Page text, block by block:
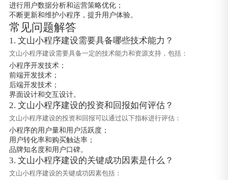
进行用户数据分析和运营策略优化；
不断更新和维护小程序，提升用户体验。
常见问题解答
1. 文山小程序建设需要具备哪些技术能力？
文山小程序建设需要具备一定的技术能力和资源支持，包括：
小程序开发技术；
前端开发技术；
后端开发技术；
界面设计和交互设计。
2. 文山小程序建设的投资和回报如何评估？
文山小程序建设的投资和回报可以通过以下指标进行评估：
小程序的用户量和用户活跃度；
用户转化率和购买触达率；
品牌知名度和用户口碑。
3. 文山小程序建设的关键成功因素是什么？
文山小程序建设的关键成功因素包括：